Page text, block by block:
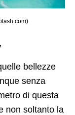
bellezze
senza
di questa
non soltanto la